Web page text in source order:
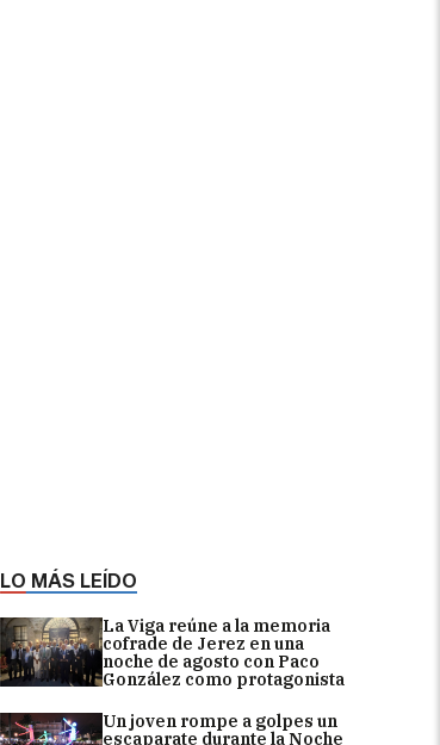
LO MÁS LEÍDO
La Viga reúne a la memoria
cofrade de Jerez en una
noche de agosto con Paco
González como protagonista
Un joven rompe a golpes un
escaparate durante la Noche